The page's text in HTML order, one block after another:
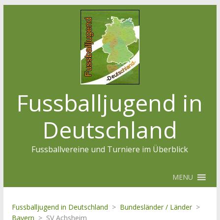
Fussballjugend in
Deutschland
Fussballvereine und Turniere im Überblick
MENU
Fussballjugend in Deutschland > Bundesländer / Länder >
Bayern > SV Achsheim